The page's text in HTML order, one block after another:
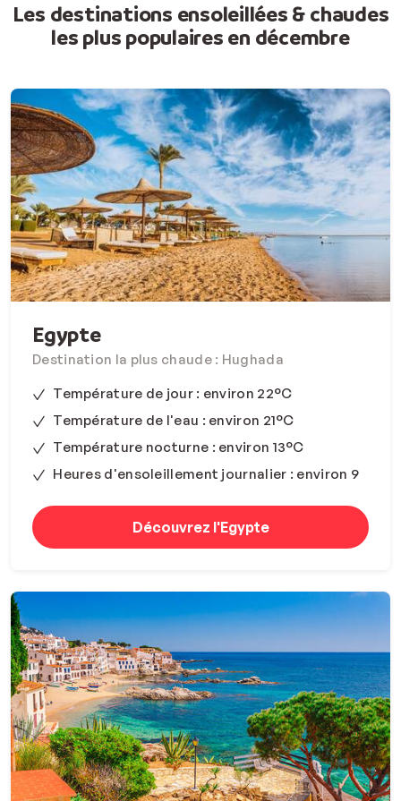
Les destinations ensoleillées & chaudes
les plus populaires en décembre
Egypte
Destination la plus chaude : Hughada
Température de jour : environ 22°C
Température de l'eau : environ 21°C
Température nocturne : environ 13°C
Heures d'ensoleillement journalier : environ 9
Découvrez l'Egypte